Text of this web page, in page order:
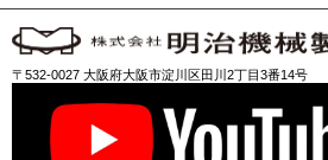
〒532-0027 大阪府大阪市淀川区田川2丁目3番14号